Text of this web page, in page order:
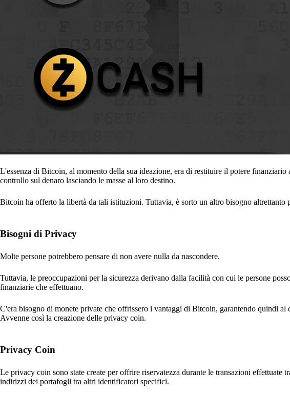
L'essenza di Bitcoin, al momento della sua ideazione, era di restituire il potere
controllo sul denaro lasciando le masse al loro destino.
Bitcoin ha offerto la libertà da tali istituzioni. Tuttavia, è sorto un altro bisogno altrettanto
Bisogni di Privacy
Molte persone potrebbero pensare di non avere nulla da nascondere.
Tuttavia, le preoccupazioni per la sicurezza derivano dalla facilità con cui le persone
finanziarie che effettuano.
C'era bisogno di monete private che offrissero i vantaggi di Bitcoin, garantendo quindi al
Avvenne così la creazione delle privacy coin.
Privacy Coin
Le privacy coin sono state create per offrire riservatezza durante le transazioni effettuate
indirizzi dei portafogli tra altri identificatori specifici.